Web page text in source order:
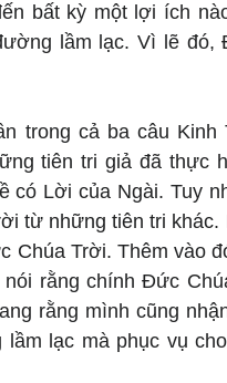
bất kỳ một lợi ích
lầm lạc. Vì lẽ đó,
trong cả ba câu Kinh
tiên tri giả đã thực
Lời của Ngài. Tuy
từ những tiên tri khác.
Trời. Thêm vào
rằng chính Đức
rằng mình cũng
lạc mà phục vụ